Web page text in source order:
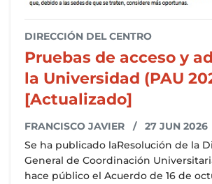
DIRECCIÓN DEL CENTRO
Pruebas de acceso y
la Universidad (PAU
[Actualizado]
FRANCISCO JAVIER / 27 JUN 2026
Se ha publicado laResolución de la
General de Coordinación
hace público el Acuerdo de 16 de